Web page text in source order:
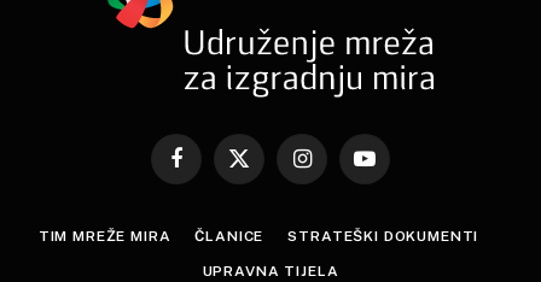
Facebook
X
InstagramYouTube
TIM MREŽE MIRA ČLANICE STRATEŠKI DOKUMENTI
UPRAVNA TIJELA